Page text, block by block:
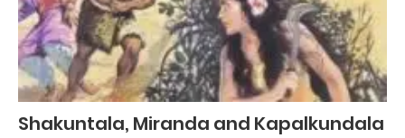
Shakuntala, Miranda and Kapalkundala